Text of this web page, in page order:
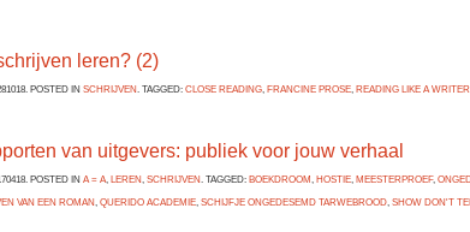
leren? (2)
POSTED IN SCHRIJVEN. TAGGED: CLOSE READING, FRANCINE PROSE, READING LIKE A WRITER
van uitgevers: publiek voor jouw verhaal
POSTED IN A = A, LEREN, SCHRIJVEN. TAGGED: BOEKDROOM, HOSTIE, MEESTERPROEF,
VAN EEN ROMAN, QUERIDO ACADEMIE, SCHIJFJE ONGEDESEMD TARWEBROOD, SHOW DON'T